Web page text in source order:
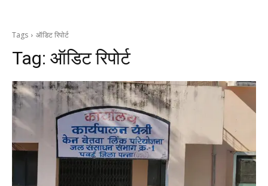
Tags ऑडिट रिपोर्ट
Tag: ऑडिट रिपोर्ट